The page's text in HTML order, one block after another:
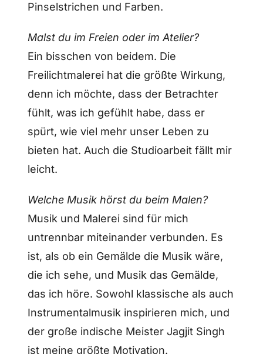
Pinselstrichen und Farben.
Malst du im Freien oder im Atelier?
Ein bisschen von beidem. Die
Freilichtmalerei hat die größte Wirkung,
denn ich möchte, dass der Betrachter
fühlt, was ich gefühlt habe, dass er
spürt, wie viel mehr unser Leben zu
bieten hat. Auch die Studioarbeit fällt mir
leicht.
Welche Musik hörst du beim Malen?
Musik und Malerei sind für mich
untrennbar miteinander verbunden. Es
ist, als ob ein Gemälde die Musik wäre,
die ich sehe, und Musik das Gemälde,
das ich höre. Sowohl klassische als auch
Instrumentalmusik inspirieren mich, und
der große indische Meister Jagjit Singh
ist meine größte Motivation.